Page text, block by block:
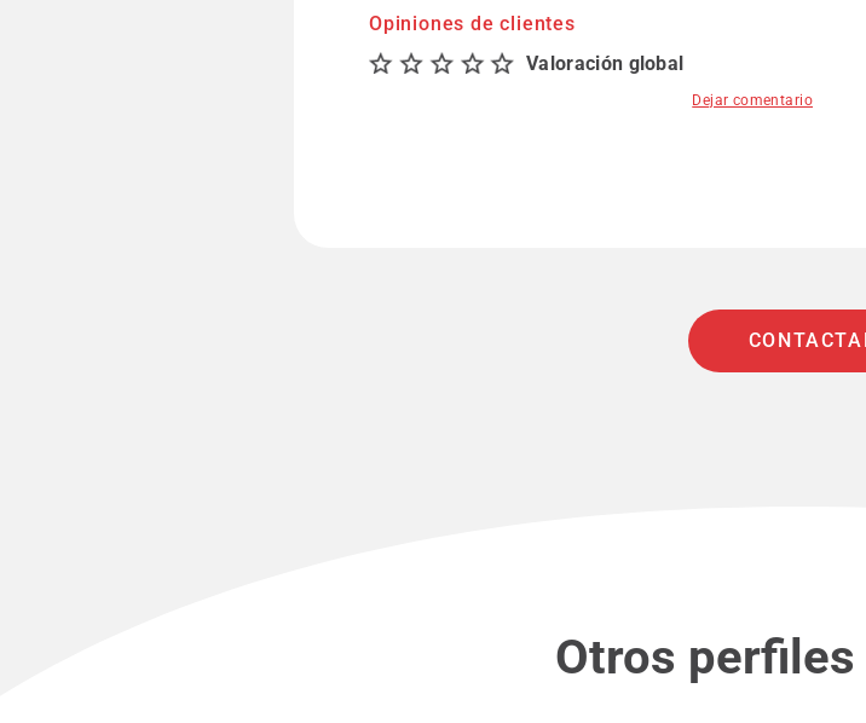
Opiniones de clientes
Valoración global
Dejar comentario
Otros